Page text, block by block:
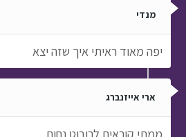
מנדי
יפה מאוד ראיתי איך שזה יצא
ארי אייזנברג